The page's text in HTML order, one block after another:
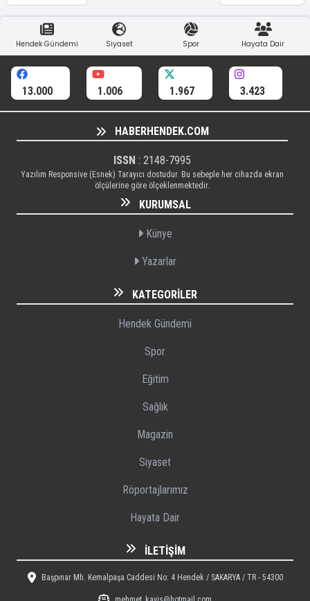
Hendek Gündemi Siyaset Spor Hayata Dair
13.000 1.006 1.967 3.423
HABERHENDEK.COM
ISSN : 2148-7995
Yazılım Responsive (Esnek) Tarayıcı dostudur. Bu sebeple her cihazda ekran
ölçülerine göre ölçeklenmektedir.
KURUMSAL
Künye
Yazarlar
KATEGORILER
Hendek Gündemi
Spor
Eğitim
Sağlık
Magazin
Siyaset
Röportajlarımız
Hayata Dair
İLETIŞIM
Başpınar Mh. Kemalpaşa Caddesi No: 4 Hendek / SAKARYA / TR - 54300